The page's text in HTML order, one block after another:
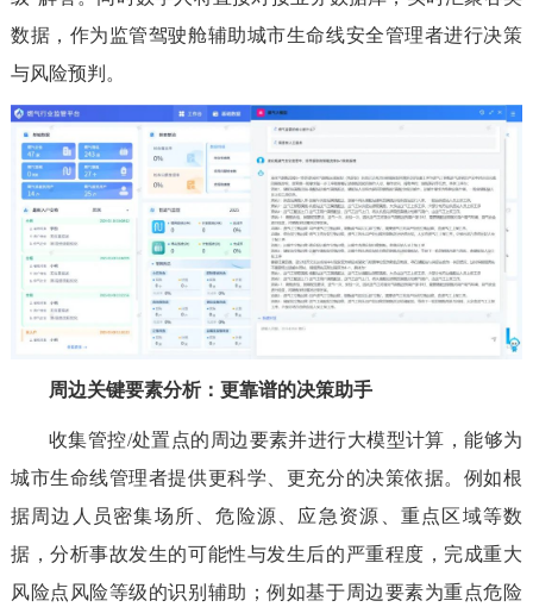
数据，作为监管驾驶舱辅助城市生命线安全管理者进行决策
与风险预判。
周边关键要素分析：更靠谱的决策助手
收集管控/处置点的周边要素并进行大模型计算，能够为
城市生命线管理者提供更科学、更充分的决策依据。例如根
据周边人员密集场所、危险源、应急资源、重点区域等数
据，分析事故发生的可能性与发生后的严重程度，完成重大
风险点风险等级的识别辅助；例如基于周边要素为重点危险